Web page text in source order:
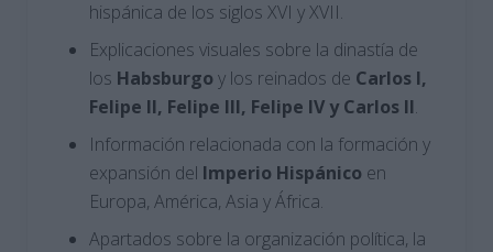
hispánica de los siglos XVI y XVII.
Explicaciones visuales sobre la dinastía de
los Habsburgo y los reinados de Carlos I,
Felipe II, Felipe III, Felipe IV y Carlos II.
Información relacionada con la formación y
expansión del Imperio Hispánico en
Europa, América, Asia y África.
Apartados sobre la organización política, la